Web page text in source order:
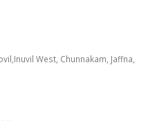
West, Chunnakam, Jaffna,